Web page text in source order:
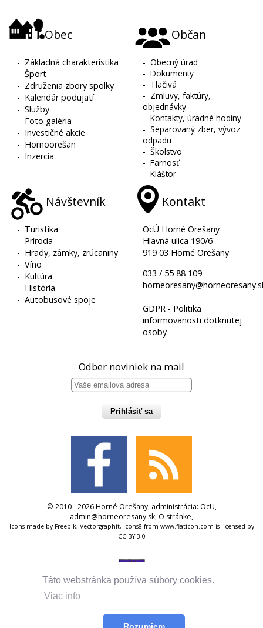
Táto webstránka používa súbory cookies.
Viac info
Obec
- Základná charakteristika
-Šport
- Združenia zbory spolky
- Kalendár podujatí
-Služby
- Foto galéria
- Investičné akcie
- Hornoorešan
- Inzercia
Občan
-Obecný úrad
-Dokumenty
- Tlačivá
- Zmluvy, faktúry,
objednávky
-Kontakty, úradné hodiny
-Separovaný zber, vývoz
odpadu
-Školstvo
-Farnosť
-Kláštor
Návštevník
- Turistika
- Príroda
- Hrady, zámky, zrúcaniny
-Víno
- Kultúra
- História
-Autobusové spoje
Kontakt
OcÚ Horné Orešany
Hlavná ulica 190/6
919 03 Horné Orešany
033 / 55 88 109
GDPR - Politika
informovanosti dotknutej
osoby
Odber noviniek na mail
Prihlásiť sa
© 2010 - 2026 Horné Orešany, administrácia: OcU,
admin@horneoresany.sk, O stránke,
Icons made by Freepik, Vectorgraphit, Icons8 from www.flaticon.com is licensed by
CC BY 3.0